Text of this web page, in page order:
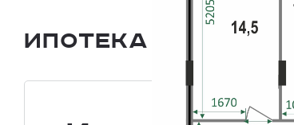
Ипотека и